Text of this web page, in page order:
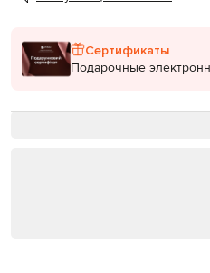
Сертификаты
Подарочные